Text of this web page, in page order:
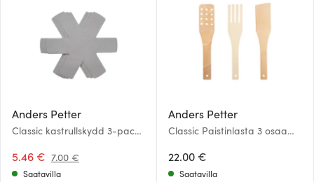
Anders Petter
Classic kastrullskydd 3-pack
5.46 € 7.00 €
Saatavilla
Anders Petter
Classic Paistinlasta 3 osaa
22.00 €
Saatavilla